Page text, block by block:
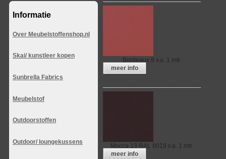
Informatie
Over Meubelstoffenshop.nl
Skai/ kunstleer kopen
Sunbrella Fabrics
Meubelstof
Outdoorstoffen
Outdoor/ loungekussens
Bordeaux 8 v.a. 1 mtr.
meer info
Mocca 13 RAL 8019 v.a. 1 mtr.
meer info